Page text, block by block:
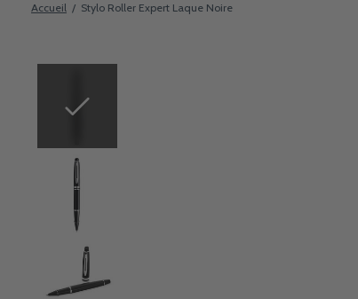
Accueil / Stylo Roller Expert Laque Noire